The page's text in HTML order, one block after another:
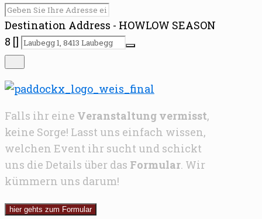
Destination Address - HOWLOW SEASON
8 []
Falls ihr eine Veranstaltung vermisst,
keine Sorge! Lasst uns einfach wissen,
welchen Event ihr sucht und schickt
uns die Details über das Formular. Wir
kümmern uns darum!
hier gehts zum Formular